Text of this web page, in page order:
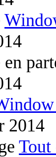
en
2014
Tout